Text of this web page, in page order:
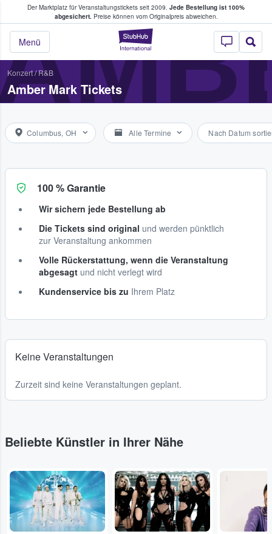
Der Marktplatz für Veranstaltungstickets seit 2009. Jede Bestellung ist 100%
abgesichert.Preise können vom Originalpreis abweichen.
StubHub - Wo
Menü
Tickets kaufen & verkaufen
Konzert/R&B
Amber Mark Tickets
Columbus, OH Alle Termine Nach Datum
100 % Garantie
Wir sichern jede Bestellung ab
Die Tickets sind original und werden pünktlich
zur Veranstaltung ankommen
Volle Rückerstattung, wenn die Veranstaltung
abgesagt und nicht verlegt wird
Kundenservice bis zu Ihrem Platz
Keine Veranstaltungen
Zurzeit sind keine Veranstaltungen geplant.
Beliebte Künstler in Ihrer Nähe
... ...